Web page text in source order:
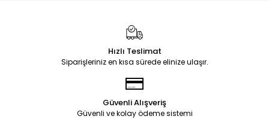
Hızlı Teslimat
Siparişleriniz en kısa sürede elinize ulaşır.
Güvenli Alışveriş
Güvenli ve kolay ödeme sistemi